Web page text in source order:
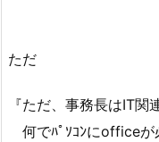
ただ
『ただ、事務長はIT関
何でﾊﾟｿｺﾝにofficeが